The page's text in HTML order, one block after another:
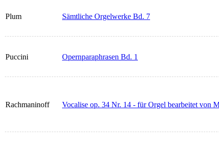
Plum Sämtliche Orgelwerke Bd. 7
Puccini Opernparaphrasen Bd. 1
Rachmaninoff Vocalise op. 34 Nr. 14 - für Orgel bearbeitet von